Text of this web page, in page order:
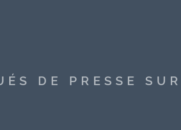
DE PRESSE